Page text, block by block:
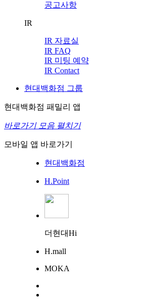
공고사항
IR
IR 자료실
IR FAQ
IR 미팅 예약
IR Contact
현대백화점 그룹
현대백화점 패밀리 앱
바로가기 모음 펼치기
모바일 앱 바로가기
현대백화점
H.Point
더현대Hi
H.mall
MOKA